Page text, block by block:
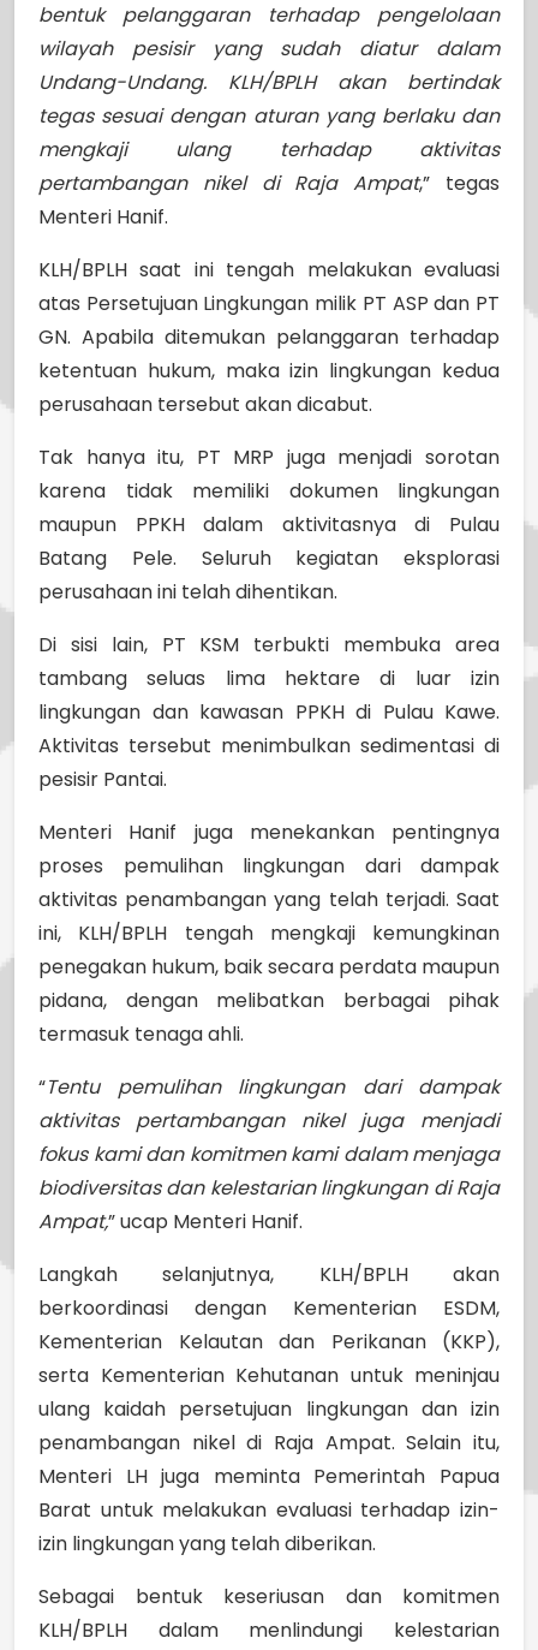
bentuk pelanggaran terhadap pengelolaan
wilayah pesisir yang sudah diatur dalam
Undang-Undang. KLH/BPLH akan bertindak
tegas sesuai dengan aturan yang berlaku dan
mengkaji ulang terhadap aktivitas
pertambangan nikel di Raja Ampat,” tegas
Menteri Hanif.
KLH/BPLH saat ini tengah melakukan evaluasi
atas Persetujuan Lingkungan milik PT ASP dan PT
GN. Apabila ditemukan pelanggaran terhadap
ketentuan hukum, maka izin lingkungan kedua
perusahaan tersebut akan dicabut.
Tak hanya itu, PT MRP juga menjadi sorotan
karena tidak memiliki dokumen lingkungan
maupun PPKH dalam aktivitasnya di Pulau
Batang Pele. Seluruh kegiatan eksplorasi
perusahaan ini telah dihentikan.
Di sisi lain, PT KSM terbukti membuka area
tambang seluas lima hektare di luar izin
lingkungan dan kawasan PPKH di Pulau Kawe.
Aktivitas tersebut menimbulkan sedimentasi di
pesisir Pantai.
Menteri Hanif juga menekankan pentingnya
proses pemulihan lingkungan dari dampak
aktivitas penambangan yang telah terjadi. Saat
ini, KLH/BPLH tengah mengkaji kemungkinan
penegakan hukum, baik secara perdata maupun
pidana, dengan melibatkan berbagai pihak
termasuk tenaga ahli.
“Tentu pemulihan lingkungan dari dampak
aktivitas pertambangan nikel juga menjadi
fokus kami dan komitmen kami dalam menjaga
biodiversitas dan kelestarian lingkungan di Raja
Ampat,” ucap Menteri Hanif.
Langkah selanjutnya, KLH/BPLH akan
berkoordinasi dengan Kementerian ESDM,
Kementerian Kelautan dan Perikanan (KKP),
serta Kementerian Kehutanan untuk meninjau
ulang kaidah persetujuan lingkungan dan izin
penambangan nikel di Raja Ampat. Selain itu,
Menteri LH juga meminta Pemerintah Papua
Barat untuk melakukan evaluasi terhadap izin-
izin lingkungan yang telah diberikan.
Sebagai bentuk keseriusan dan komitmen
KLH/BPLH dalam menlindungi kelestarian